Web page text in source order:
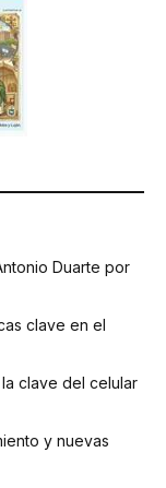
Duarte por
clave en el
clave del celular
y nuevas